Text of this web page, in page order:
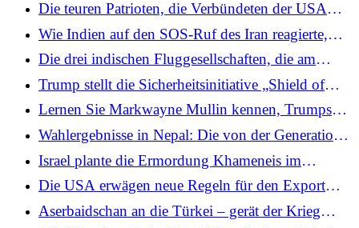
gefallenen US-Truppen teil
Die teuren Patrioten, die Verbündeten der USA
und des Golfs stützen sich auf die Expertise der
Ukraine bei der Abwehr iranischer Drohnen
Wie Indien auf den SOS-Ruf des Iran reagierte,
nachdem die USA das Kriegsschiff Iris Dena
torpediert hatten
Die drei indischen Fluggesellschaften, die am
stärksten vom kriegszerrütteten Nahen Osten
betroffen sind
Trump stellt die Sicherheitsinitiative „Shield of
Americas“ für den Westen vor und ernennt Kristi
Noem zur Sondergesandten
Lernen Sie Markwayne Mullin kennen, Trumps
„Maga-Krieger“, der nächster Chef des
Heimatschutzministeriums werden will
Wahlergebnisse in Nepal: Die von der Generation
Z unterstützte Partei RSP übernimmt früh die
Führung, während Oli ein Comeback anstrebt
Israel plante die Ermordung Khameneis im
November 2025 in einem sehr engen Forum ohne
Beteiligung von Trump, sagt
Verteidigungsminister
Die USA erwägen neue Regeln für den Export
von KI-Chips, die ausländische Firmen
möglicherweise dazu verpflichten könnten, im
Aserbaidschan an die Türkei – gerät der Krieg